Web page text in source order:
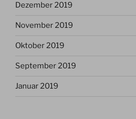
Dezember 2019
November 2019
Oktober 2019
September 2019
Januar 2019